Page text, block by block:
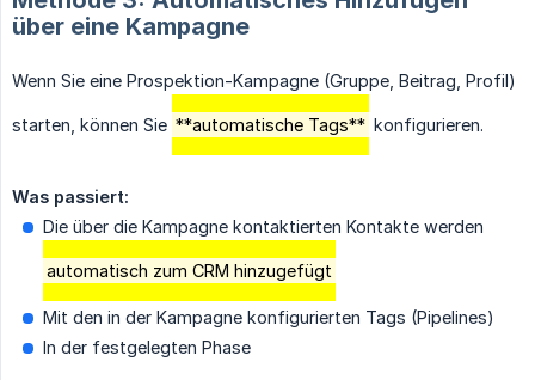
über eine Kampagne
Wenn Sie eine Prospektion-Kampagne (Gruppe, Beitrag, Profil)
starten, können Sie **automatische Tags** konfigurieren.
Was passiert:
Die über die Kampagne kontaktierten Kontakte werden
automatisch zum CRM hinzugefügt
Mit den in der Kampagne konfigurierten Tags (Pipelines)
In der festgelegten Phase